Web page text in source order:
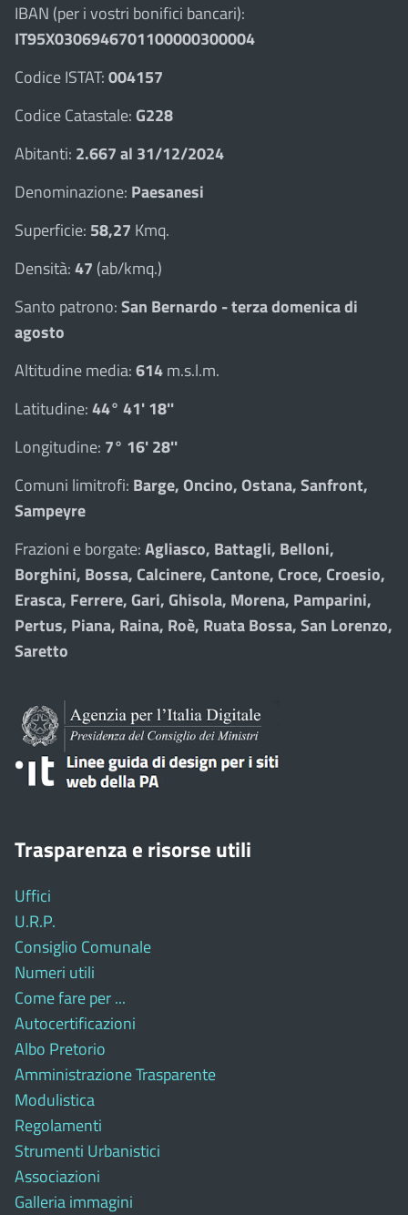
IBAN (per i vostri bonifici bancari):
IT95X0306946701100000300004
Codice ISTAT:004157
Codice Catastale:G228
Abitanti: 2.667 al 31/12/2024
Denominazione: Paesanesi
Superficie: 58,27 Kmq.
Densità:47 (ab/kmq.)
Santo patrono:San Bernardo - terza domenica di
agosto
Altitudine media:614m.s.l.m.
Latitudine:44° 41' 18''
Longitudine: 7° 16' 28''
Comuni limitrofi: Barge, Oncino, Ostana, Sanfront,
Sampeyre
Frazioni e borgate:Agliasco, Battagli, Belloni,
Borghini, Bossa, Calcinere, Cantone, Croce, Croesio,
Erasca, Ferrere, Gari, Ghisola, Morena, Pamparini,
Pertus, Piana, Raina, Roè, Ruata Bossa, San Lorenzo,
Saretto
Trasparenza e risorse utili
Uffici
U.R.P.
Consiglio Comunale
Numeri utili
Come fare per ...
Autocertificazioni
Albo Pretorio
Amministrazione Trasparente
Modulistica
Regolamenti
Strumenti Urbanistici
Associazioni
Galleria immagini